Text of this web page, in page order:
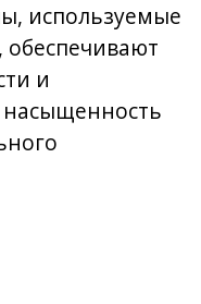
используемые
обеспечивают
и
насыщенность